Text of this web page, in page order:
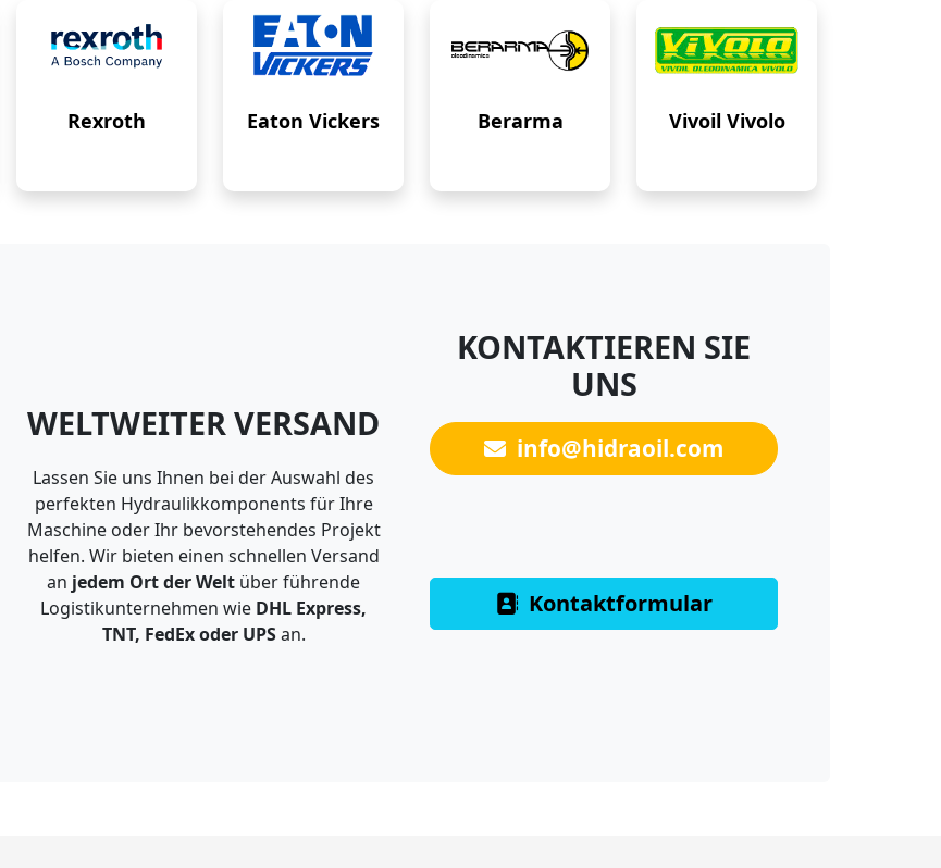
Rexroth Eaton Vickers Berarma Vivoil Vivolo
WELTWEITER VERSAND
Lassen Sie uns Ihnen bei der Auswahl des
perfekten Hydraulikkomponents für Ihre
Maschine oder Ihr bevorstehendes Projekt
helfen. Wir bieten einen schnellen Versand
an jedem Ort der Welt über führende
Logistikunternehmen wie DHL Express,
TNT, FedEx oder UPSan.
KONTAKTIEREN SIE
UNS
info@hidraoil.com
Kontaktformular